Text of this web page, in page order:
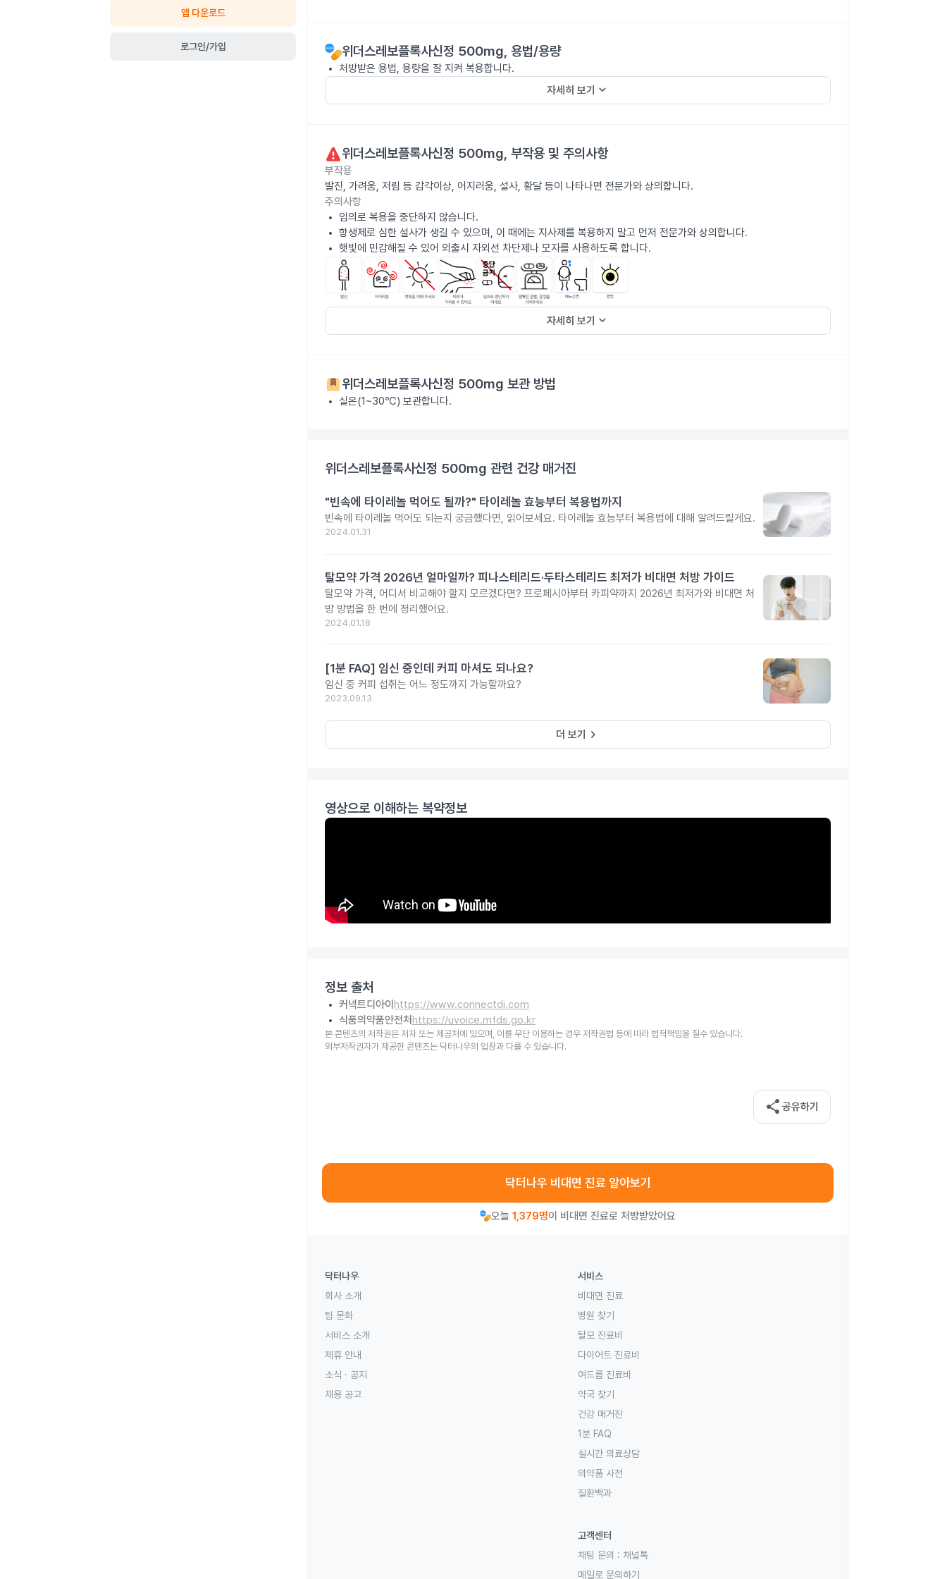
앱 다운로드
로그인/가입 위더스레보플록사신정 500mg, 용법/용량
처방받은 용법, 용량을 잘 지켜 복용합니다.
자세히 보기 keyboard_arrow_down
위더스레보플록사신정 500mg, 부작용 및 주의사항
부작용
발진, 가려움, 저림 등 감각이상, 어지러움, 설사, 황달 등이 나타나면 전문가와 상의합니다.
주의사항
임의로 복용을 중단하지 않습니다.
항생제로 심한 설사가 생길 수 있으며, 이 때에는 지사제를 복용하지 말고 먼저 전문가와 상의합니다.
햇빛에 민감해질 수 있어 외출시 자외선 차단제나 모자를 사용하도록 합니다.
자세히 보기 keyboard_arrow_down
위더스레보플록사신정 500mg 보관 방법
실온(1~30℃) 보관합니다.
위더스레보플록사신정 500mg 관련 건강 매거진
"빈속에 타이레놀 먹어도 될까?" 타이레놀 효능부터 복용법까지
빈속에 타이레놀 먹어도 되는지 궁금했다면, 읽어보세요. 타이레놀 효능부터 복용법에 대해 알려드릴게요.
2024.01.31
탈모약 가격 2026년 얼마일까? 피나스테리드·두타스테리드 최저가 비대면 처방 가이드
탈모약 가격, 어디서 비교해야 할지 모르겠다면? 프로페시아부터 카피약까지 2026년 최저가와 비대면 처
방 방법을 한 번에 정리했어요.
2024.01.18
[1분 FAQ] 임신 중인데 커피 마셔도 되나요?
임신 중 커피 섭취는 어느 정도까지 가능할까요?
2023.09.13
더 보기 keyboard_arrow_right
영상으로 이해하는 복약정보
정보 출처
커넥트디아이 https://www.connectdi.com
식품의약품안전처 https://uvoice.mfds.go.kr
본 콘텐츠의 저작권은 저자 또는 제공처에 있으며, 이를 무단 이용하는 경우 저작권법 등에 따라 법적책임을 질수 있습니다.
외부저작권자가 제공한 콘텐츠는 닥터나우의 입장과 다를 수 있습니다.
share 공유하기
닥터나우 비대면 진료 알아보기
오늘 1,379명이 비대면 진료로 처방받았어요
닥터나우
회사 소개
팀 문화
서비스 소개
제휴 안내
소식 · 공지
채용 공고
서비스
비대면 진료
병원 찾기
탈모 진료비
다이어트 진료비
여드름 진료비
약국 찾기
건강 매거진
1분 FAQ
실시간 의료상담
의약품 사전
질환백과
고객센터
채팅 문의 : 채널톡
메일로 문의하기